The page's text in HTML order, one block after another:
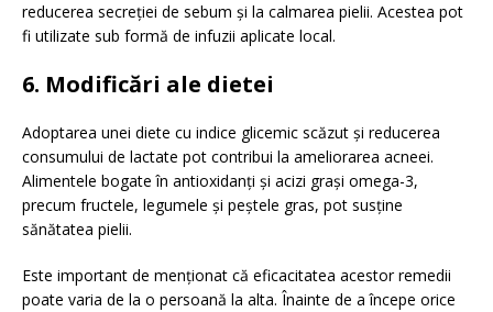
reducerea secreției de sebum și la calmarea pielii. Acestea pot
fi utilizate sub formă de infuzii aplicate local.
6. Modificări ale dietei
Adoptarea unei diete cu indice glicemic scăzut și reducerea
consumului de lactate pot contribui la ameliorarea acneei.
Alimentele bogate în antioxidanți și acizi grași omega-3,
precum fructele, legumele și peștele gras, pot susține
sănătatea pielii.
Este important de menționat că eficacitatea acestor remedii
poate varia de la o persoană la alta. Înainte de a începe orice